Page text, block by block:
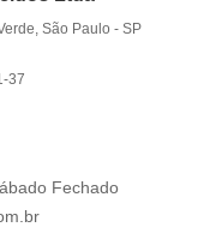
São Paulo - SP
37
Fechado